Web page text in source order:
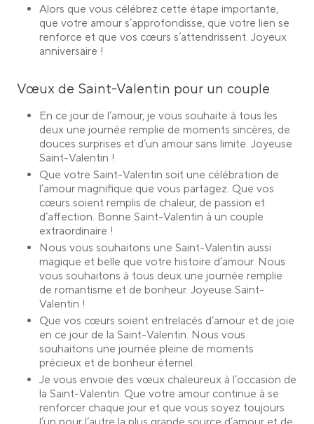
Alors que vous célébrez cette étape importante,
que votre amour s’approfondisse, que votre lien se
renforce et que vos cœurs s’attendrissent. Joyeux
anniversaire !
Vœux de Saint-Valentin pour un couple
En ce jour de l’amour, je vous souhaite à tous les
deux une journée remplie de moments sincères, de
douces surprises et d’un amour sans limite. Joyeuse
Saint-Valentin !
Que votre Saint-Valentin soit une célébration de
l’amour magnifique que vous partagez. Que vos
cœurs soient remplis de chaleur, de passion et
d’affection. Bonne Saint-Valentin à un couple
extraordinaire !
Nous vous souhaitons une Saint-Valentin aussi
magique et belle que votre histoire d’amour. Nous
vous souhaitons à tous deux une journée remplie
de romantisme et de bonheur. Joyeuse Saint-
Valentin !
Que vos cœurs soient entrelacés d’amour et de joie
en ce jour de la Saint-Valentin. Nous vous
souhaitons une journée pleine de moments
précieux et de bonheur éternel.
Je vous envoie des vœux chaleureux à l’occasion de
la Saint-Valentin. Que votre amour continue à se
renforcer chaque jour et que vous soyez toujours